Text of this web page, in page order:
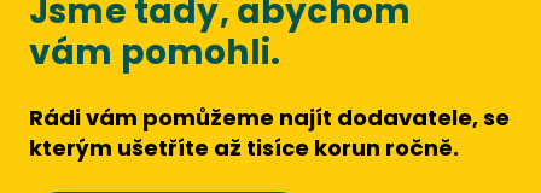
Jsme tady, abychom
vám pomohli.
Rádi vám pomůžeme najít dodavatele, se
kterým ušetříte až tisíce korun ročně.